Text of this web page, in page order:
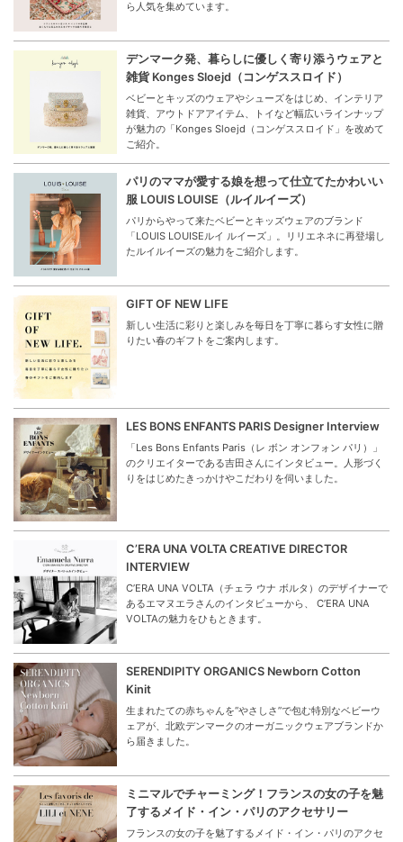
ら人気を集めています。
デンマーク発、暮らしに優しく寄り添うウェアと
雑貨 Konges Sloejd（コンゲススロイド）
ベビーとキッズのウェアやシューズをはじめ、インテリア
雑貨、アウトドアアイテム、トイなど幅広いラインナップ
が魅力の「Konges Sloejd（コンゲススロイド」を改めて
ご紹介。
パリのママが愛する娘を想って仕立てたかわいい
服 LOUIS LOUISE（ルイルイーズ）
パリからやって来たベビーとキッズウェアのブランド
「LOUIS LOUISEルイ ルイーズ」。リリエネネに再登場し
たルイルイーズの魅力をご紹介します。
GIFT OF NEW LIFE
新しい生活に彩りと楽しみを毎日を丁寧に暮らす女性に贈
りたい春のギフトをご案内します。
LES BONS ENFANTS PARIS Designer Interview
「Les Bons Enfants Paris（レ ボン オンフォン パリ）」
のクリエイターである吉田さんにインタビュー。人形づく
りをはじめたきっかけやこだわりを伺いました。
C’ERA UNA VOLTA CREATIVE DIRECTOR
INTERVIEW
C’ERA UNA VOLTA（チェラ ウナ ボルタ）のデザイナーで
あるエマヌエラさんのインタビューから、 C’ERA UNA
VOLTAの魅力をひもときます。
SERENDIPITY ORGANICS Newborn Cotton
Kinit
生まれたての赤ちゃんを“やさしさ”で包む特別なベビーウ
ェアが、北欧デンマークのオーガニックウェアブランドか
ら届きました。
ミニマルでチャーミング！フランスの女の子を魅
了するメイド・イン・パリのアクセサリー
フランスの女の子を魅了するメイド・イン・パリのアクセ